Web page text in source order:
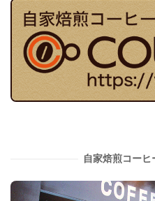
自家焙煎コー